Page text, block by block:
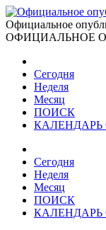
Официальное
ОФИЦИАЛЬНОЕ
Сегодня
Неделя
Месяц
ПОИСК
Сегодня
Неделя
Месяц
ПОИСК